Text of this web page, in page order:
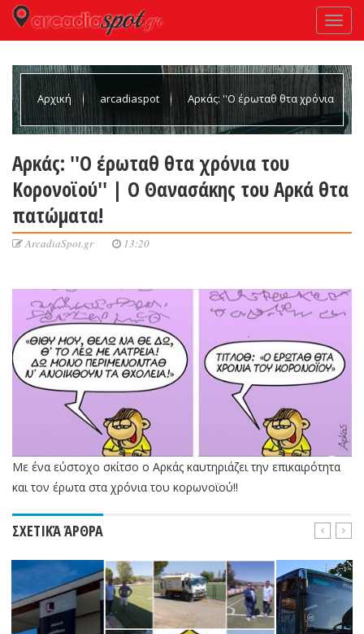
Αρχική arcadiaspot Αρκάς: ''Ο έρωταθ θτα χρόνια
Αρκάς: ''Ο έρωταθ θτα χρόνια του
Κορονοϊού'' | Ο Θανασάκης του Αρκά θτα
πατώματα!
ArcadiaSpot.gr 13:20
Με ένα εύστοχο σκίτσο ο Αρκάς καυτηριάζει την επικαιρότητα
και τον έρωτα στα χρόνια του κορωνοϊού!!
ΣΧΕΤΙΚΆ ΆΡΘΡΑ